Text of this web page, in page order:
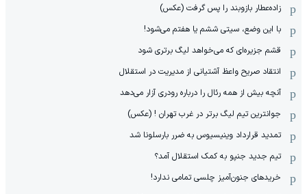
زاده‌عطار بازوبند را پس گرفت (عکس)
با این وضع، سیتی ششم یا هفتم می‌شود!
قشم جزیره‌ای که می‌خواهد لیگ برتری شود
انتقاد صریح واعظ آشتیانی از مدیریت در استقلال
آنچه بیش از همه رئال را درباره رودری آزار می‌دهد
جوانترین تیم لیگ برتر در غرب تهران ! (عکس)
تمدید قرارداد وینیسیوس به ضرر بارسلونا شد
تیم جدید جنپو به کمک استقلال آمد؟
خریدهای جنون‌آمیز چلسی تمامی ندارد!